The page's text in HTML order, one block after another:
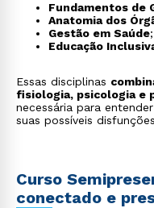
Fundamentos de
Anatomia dos
Gestão em Saúde;
Educação
Essas disciplinas
fisiologia, psicologia e
necessária para
suas possíveis
Curso
conectado e